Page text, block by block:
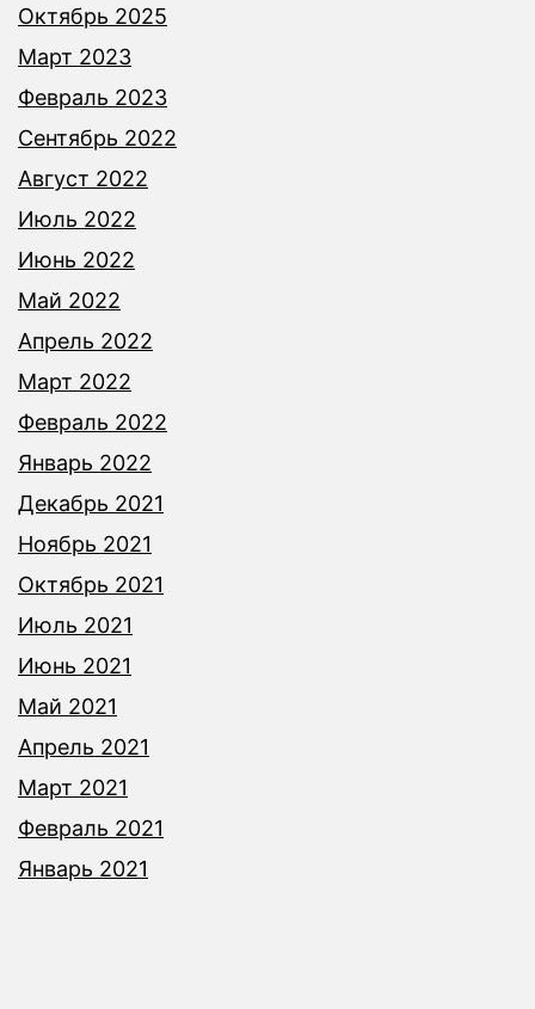
Октябрь 2025
Март 2023
Февраль 2023
Сентябрь 2022
Август 2022
Июль 2022
Июнь 2022
Май 2022
Апрель 2022
Март 2022
Февраль 2022
Январь 2022
Декабрь 2021
Ноябрь 2021
Октябрь 2021
Июль 2021
Июнь 2021
Май 2021
Апрель 2021
Март 2021
Февраль 2021
Январь 2021